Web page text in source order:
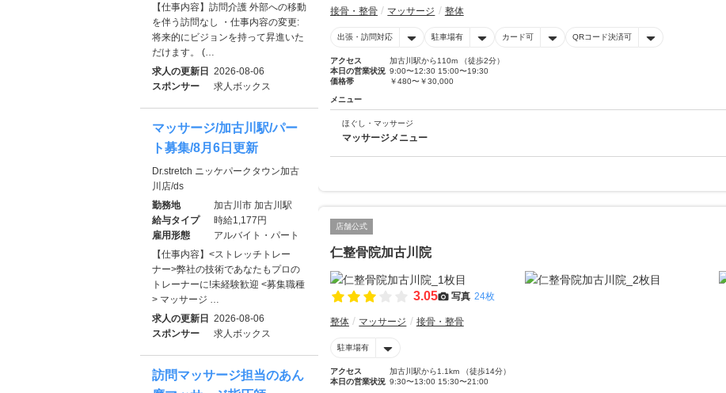
接骨・整骨 マッサージ 整体
出張・訪問対応 駐車場有 カード可 QRコード決済可
アクセス
加古川駅から110m （徒歩2分）
本日の営業状況 9:00〜12:30 15:00〜19:30
価格帯
￥480〜￥30,000
メニュー
ほぐし・マッサージ
マッサージメニュー
店舗公式
仁整骨院加古川院
3.05 写真 24枚
整体 マッサージ 接骨・整骨
駐車場有
アクセス
加古川駅から1.1km （徒歩14分）
本日の営業状況 9:30〜13:00 15:30〜21:00
【仕事内容】訪問介護 外部への移動
を伴う訪問なし ・仕事内容の変更:
将来的にビジョンを持って昇進いた
だけます。 (…
求人の更新日 2026-08-06
スポンサー
求人ボックス
マッサージ/加古川駅/パー
ト募集/8月6日更新
Dr.stretch ニッケパークタウン加古
川店/ds
勤務地
加古川市 加古川駅
給与タイプ
時給1,177円
雇用形態
アルバイト・パート
【仕事内容】<ストレッチトレー
ナー>弊社の技術であなたもプロの
トレーナーに!未経験歓迎 <募集職種
> マッサージ …
求人の更新日 2026-08-06
スポンサー
求人ボックス
訪問マッサージ担当のあん